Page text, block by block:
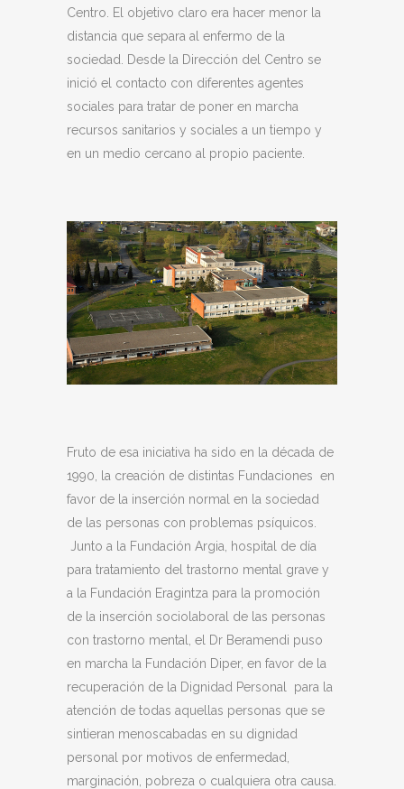
Centro. El objetivo claro era hacer menor la
distancia que separa al enfermo de la
sociedad. Desde la Dirección del Centro se
inició el contacto con diferentes agentes
sociales para tratar de poner en marcha
recursos sanitarios y sociales a un tiempo y
en un medio cercano al propio paciente.
Fruto de esa iniciativa ha sido en la década de
1990, la creación de distintas Fundaciones en
favor de la inserción normal en la sociedad
de las personas con problemas psíquicos.
Junto a la Fundación Argia, hospital de día
para tratamiento del trastorno mental grave y
a la Fundación Eragintza para la promoción
de la inserción sociolaboral de las personas
con trastorno mental, el Dr Beramendi puso
en marcha la Fundación Diper, en favor de la
recuperación de la Dignidad Personal para la
atención de todas aquellas personas que se
sintieran menoscabadas en su dignidad
personal por motivos de enfermedad,
marginación, pobreza o cualquiera otra causa.